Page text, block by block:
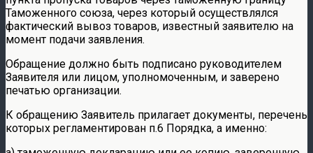
Таможенного союза, через который осуществлялся
фактический вывоз товаров, известный заявителю на
момент подачи заявления.
Обращение должно быть подписано руководителем
Заявителя или лицом, уполномоченным, и заверено
печатью организации.
К обращению Заявитель прилагает документы, перечень
которых регламентирован п.6 Порядка, а именно: